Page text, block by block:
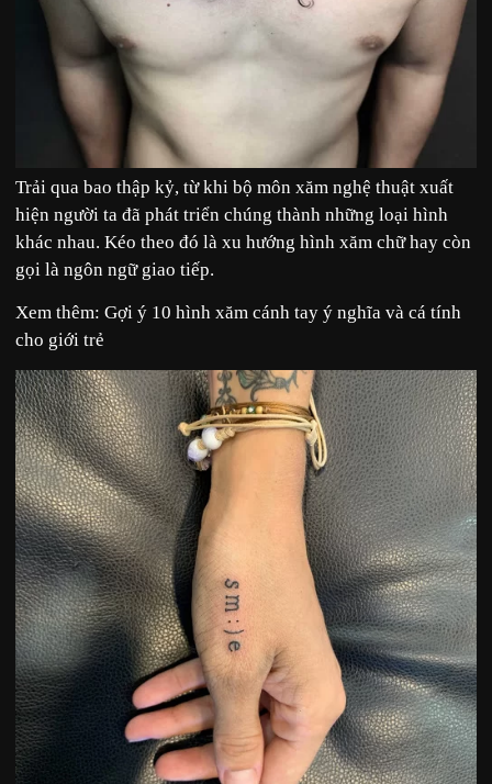
Trải qua bao thập kỷ, từ khi bộ môn xăm nghệ thuật xuất
hiện người ta đã phát triển chúng thành những loại hình
khác nhau. Kéo theo đó là xu hướng hình xăm chữ hay còn
gọi là ngôn ngữ giao tiếp.
Xem thêm: Gợi ý 10 hình xăm cánh tay ý nghĩa và cá tính
cho giới trẻ